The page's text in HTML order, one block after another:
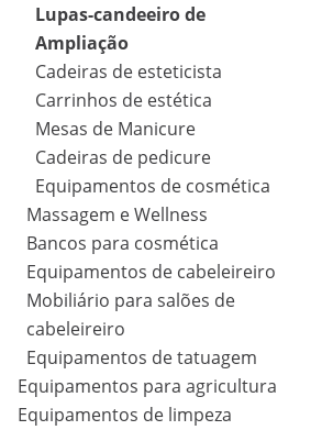
Lupas-candeeiro de
Ampliação
Cadeiras de esteticista
Carrinhos de estética
Mesas de Manicure
Cadeiras de pedicure
Equipamentos de cosmética
Massagem e Wellness
Bancos para cosmética
Equipamentos de cabeleireiro
Mobiliário para salões de
cabeleireiro
Equipamentos de tatuagem
Equipamentos para agricultura
Equipamentos de limpeza